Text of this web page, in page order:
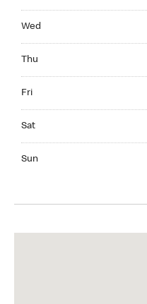
Wed
Thu
Fri
Sat
Sun